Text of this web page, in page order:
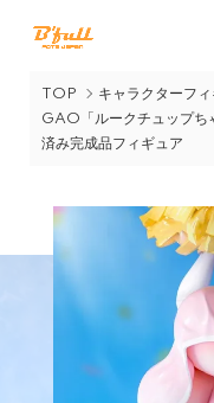
TOP
キャラクターフ
GAO「ルークチュップち
済み完成品フィギュア